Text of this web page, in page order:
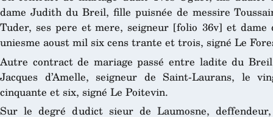
dame Judith du Breil, fille puisnée de messire
Tuder, ses pere et mere, seigneur [folio 36v] et
uniesme aoust mil six cens trante et trois, signé Le
Autre contract de mariage passé entre ladite du
Jacques d’Amelle, seigneur de Saint-Laurans, le
cinquante et six, signé Le Poitevin.
Sur le degré dudict sieur de Laumosne,